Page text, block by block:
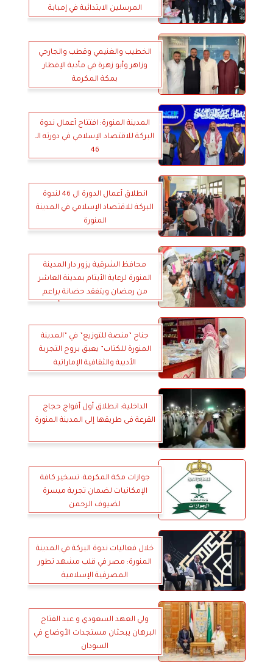
المرسلين الابتدائية في إمبابة
الخطيب والغنيمي وقطب والجارحي
وزاهر وأبو زهرة في مأدبة الإفطار
بمكة المكرمة
المدينة المنورة: افتتاح أعمال ندوة
البركة للاقتصاد الإسلامي في دورته الـ
46
انطلاق أعمال الدورة ال 46 لندوة
البركة للاقتصاد الإسلامي في المدينة
المنورة
محافظ الشرقية يزور دار المدينة
المنورة لرعاية الأيتام بمدينة العاشر
من رمضان ويتفقد حضانة براعم
جناح ”منصة للتوزيع” في ”المدينة
المنورة للكتاب” يعبق بروح التجربة
الأدبية والثقافية الإماراتية
الداخلية: انطلاق أول أفواج حجاج
القرعة فى طريقها إلى المدينة المنورة
جوازات مكة المكرمة: تسخير كافة
الإمكانيات لضمان تجربة ميسرة
لضيوف الرحمن
خلال فعاليات ندوة البركة في المدينة
المنورة: مصر في قلب مشهد تطور
المصرفية الإسلامية
ولي العهد السعودي و عبد الفتاح
البرهان يبحثان مستجدات الأوضاع في
السودان